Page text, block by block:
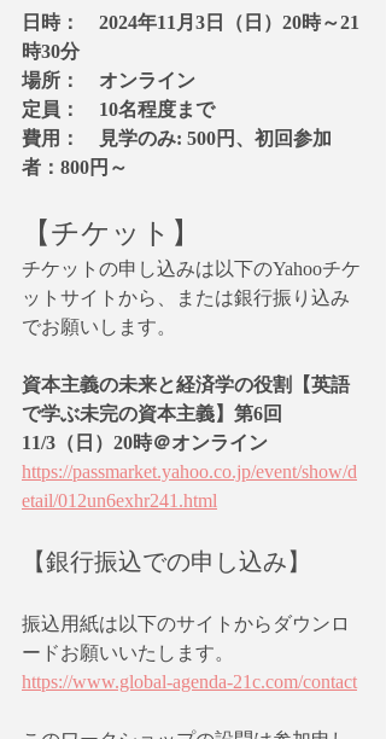
日時：　2024年11月3日（日）20時～21
時30分
場所：　オンライン
定員：　10名程度まで
費用：　見学のみ: 500円、初回参加
者：800円～
【チケット】
チケットの申し込みは以下のYahooチケ
ットサイトから、または銀行振り込み
でお願いします。
資本主義の未来と経済学の役割【英語
で学ぶ未完の資本主義】第6回
11/3（日）20時＠オンライン
https://passmarket.yahoo.co.jp/event/show/d
etail/012un6exhr241.html
【銀行振込での申し込み】
振込用紙は以下のサイトからダウンロ
ードお願いいたします。
https://www.global-agenda-21c.com/contact